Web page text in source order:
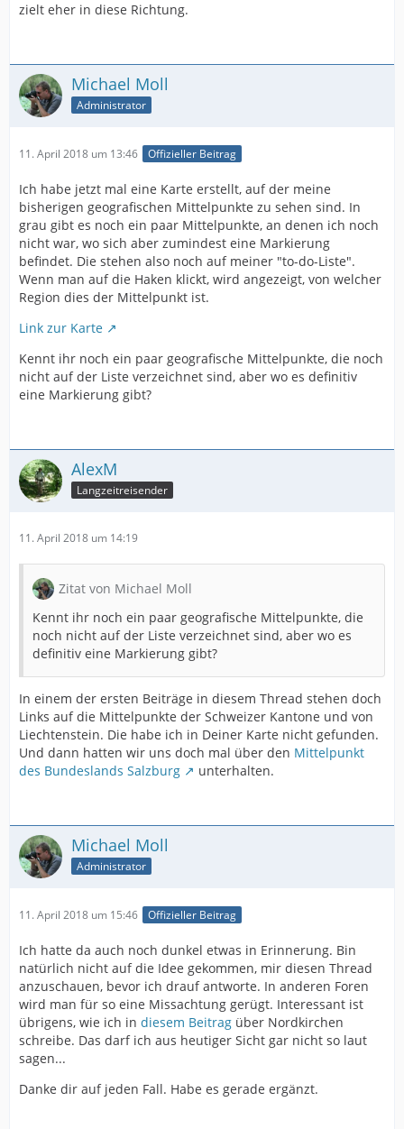
zielt eher in diese Richtung.
Michael Moll
Administrator
11. April 2018 um 13:46 Offizieller Beitrag
Ich habe jetzt mal eine Karte erstellt, auf der meine
bisherigen geografischen Mittelpunkte zu sehen sind. In
grau gibt es noch ein paar Mittelpunkte, an denen ich noch
nicht war, wo sich aber zumindest eine Markierung
befindet. Die stehen also noch auf meiner "to-do-Liste".
Wenn man auf die Haken klickt, wird angezeigt, von welcher
Region dies der Mittelpunkt ist.
Link zur Karte
Kennt ihr noch ein paar geografische Mittelpunkte, die noch
nicht auf der Liste verzeichnet sind, aber wo es definitiv
eine Markierung gibt?
AlexM
Langzeitreisender
11. April 2018 um 14:19
Zitat von Michael Moll
Kennt ihr noch ein paar geografische Mittelpunkte, die
noch nicht auf der Liste verzeichnet sind, aber wo es
definitiv eine Markierung gibt?
In einem der ersten Beiträge in diesem Thread stehen doch
Links auf die Mittelpunkte der Schweizer Kantone und von
Liechtenstein. Die habe ich in Deiner Karte nicht gefunden.
Und dann hatten wir uns doch mal über den Mittelpunkt
des Bundeslands Salzburg
unterhalten.
Michael Moll
Administrator
11. April 2018 um 15:46 Offizieller Beitrag
Ich hatte da auch noch dunkel etwas in Erinnerung. Bin
natürlich nicht auf die Idee gekommen, mir diesen Thread
anzuschauen, bevor ich drauf antworte. In anderen Foren
wird man für so eine Missachtung gerügt. Interessant ist
übrigens, wie ich in diesem Beitrag über Nordkirchen
schreibe. Das darf ich aus heutiger Sicht gar nicht so laut
sagen...
Danke dir auf jeden Fall. Habe es gerade ergänzt.